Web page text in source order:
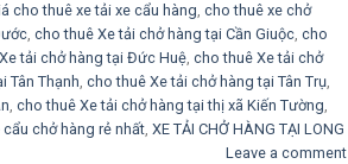
cho thuê xe tải xe cẩu hàng, cho thuê xe chở
, cho thuê Xe tải chở hàng tại Cần Giuộc, cho
tải chở hàng tại Đức Huệ, cho thuê Xe tải chở
Tân Thạnh, cho thuê Xe tải chở hàng tại Tân Trụ,
, cho thuê Xe tải chở hàng tại thị xã Kiến Tường,
cẩu chở hàng rẻ nhất, XE TẢI CHỞ HÀNG TẠI LONG
Leave a comment